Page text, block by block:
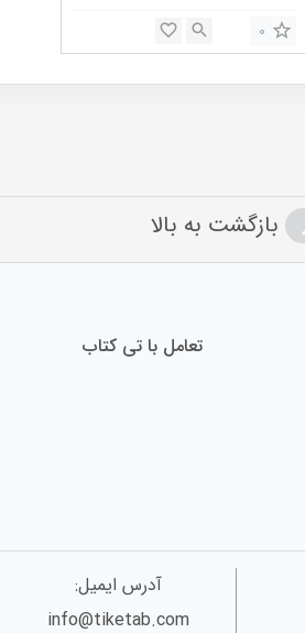
0
بازگشت به بالا
تعامل با تی کتاب
آدرس ایمیل:
info@tiketab.com